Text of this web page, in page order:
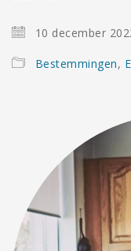
10 december
Bestemmingen,